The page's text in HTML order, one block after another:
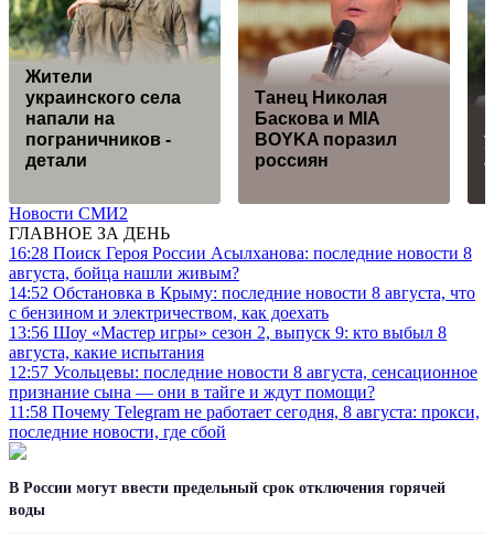
Жители
украинского села
напали на
пограничников -
детали
Танец Николая
Баскова и MIA
BOYKA поразил
россиян
Новости СМИ2
ГЛАВНОЕ ЗА ДЕНЬ
16:28 Поиск Героя России Асылханова: последние новости 8
августа, бойца нашли живым?
14:52 Обстановка в Крыму: последние новости 8 августа, что
с бензином и электричеством, как доехать
13:56 Шоу «Мастер игры» сезон 2, выпуск 9: кто выбыл 8
августа, какие испытания
12:57 Усольцевы: последние новости 8 августа, сенсационное
признание сына — они в тайге и ждут помощи?
11:58 Почему Telegram не работает сегодня, 8 августа: прокси,
последние новости, где сбой
В России могут ввести предельный срок отключения горячей
воды